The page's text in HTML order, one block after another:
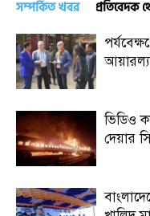
সম্পর্কিত খবর
ভিডিও
দেয়ার